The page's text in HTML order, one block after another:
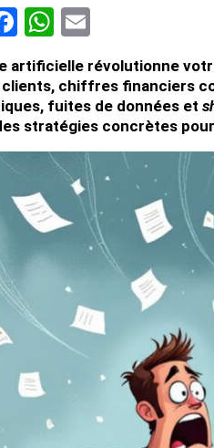
Facebook
WhatsApp
artificielle révolutionne
chiffres financiers
fuites de données et
stratégies concrètes